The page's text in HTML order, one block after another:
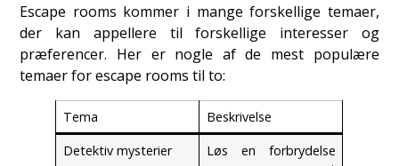
Escape rooms kommer i mange forskellige temaer,
der kan appellere til forskellige interesser og
præferencer. Her er nogle af de mest populære
temaer for escape rooms til to:
Tema
Beskrivelse
Detektiv mysterier
Løs en forbrydelse